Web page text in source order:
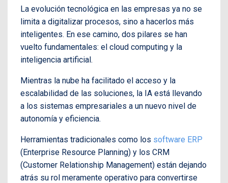
La evolución tecnológica en las empresas ya no se
limita a digitalizar procesos, sino a hacerlos más
inteligentes. En ese camino, dos pilares se han
vuelto fundamentales: el cloud computing y la
inteligencia artificial.
Mientras la nube ha facilitado el acceso y la
escalabilidad de las soluciones, la IA está llevando
a los sistemas empresariales a un nuevo nivel de
autonomía y eficiencia.
Herramientas tradicionales como los software ERP
(Enterprise Resource Planning) y los CRM
(Customer Relationship Management) están dejando
atrás su rol meramente operativo para convertirse